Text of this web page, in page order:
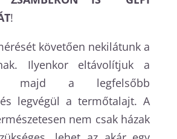
!
követően nekilátunk a
Ilyenkor eltávolítjuk a
majd a legfelsőbb
legvégül a termőtalajt. A
nem csak házak